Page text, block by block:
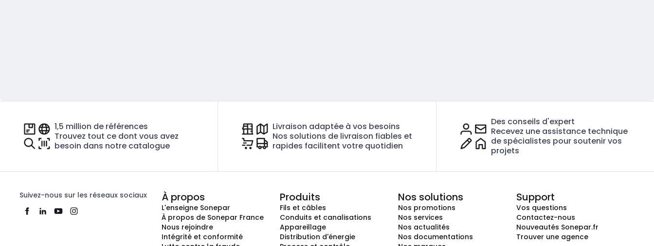
1,5 million de références
Trouvez tout ce dont vous avez
besoin dans notre catalogue
Livraison adaptée à vos besoins
Nos solutions de livraison fiables et
rapides facilitent votre quotidien
Des conseils d'expert
Recevez une assistance technique
de spécialistes pour soutenir vos
projets
Suivez-nous sur les réseaux sociaux À propos
L'enseigne Sonepar
À propos de Sonepar France
Nous rejoindre
Intégrité et conformité
Produits
Fils et câbles
Conduits et canalisations
Appareillage
Distribution d'énergie
Nos solutions
Nos promotions
Nos services
Nos actualités
Nos documentations
Support
Vos questions
Contactez-nous
Nouveautés Sonepar.fr
Trouver une agence